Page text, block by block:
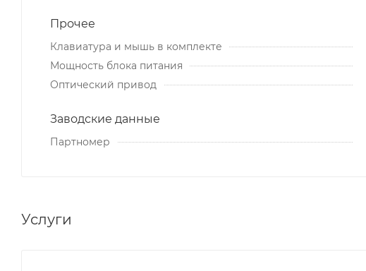
Прочее
Клавиатура и мышь в комплекте
Мощность блока питания
Оптический привод
Заводские данные
Партномер
Услуги